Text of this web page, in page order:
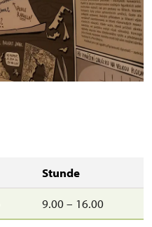
Stunde
9.00 – 16.00